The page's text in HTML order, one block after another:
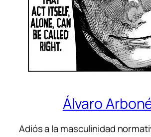
Álvaro
Adiós a la masculinidad